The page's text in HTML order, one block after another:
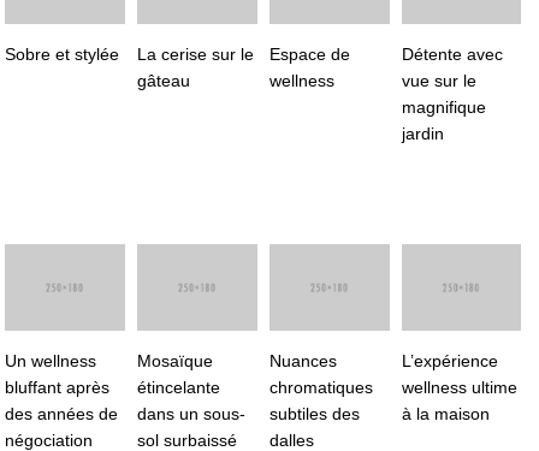
Sobre et stylée
La cerise sur le
gâteau
Espace de
wellness
Détente avec
vue sur le
magnifique
jardin
Un wellness
bluffant après
des années de
négociation
Mosaïque
étincelante
dans un sous-
sol surbaissé
Nuances
chromatiques
subtiles des
dalles
L’expérience
wellness ultime
à la maison